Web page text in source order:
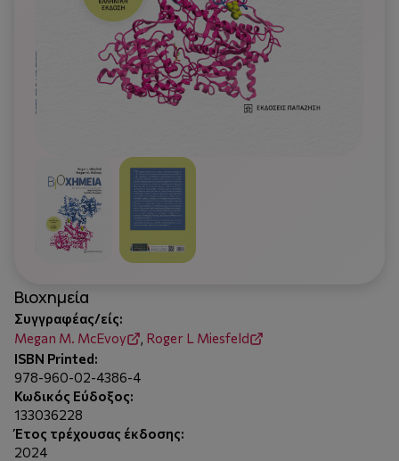
Βιοχημεία
Συγγραφέας/είς:
Megan M. McEvoy
, Roger L Miesfeld
ISBN Printed:
978-960-02-4386-4
Κωδικός Εύδοξος:
133036228
Έτος τρέχουσας έκδοσης:
2024